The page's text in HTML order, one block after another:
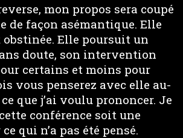
mon propos sera coupé
de façon asémantique. Elle
obstinée. Elle poursuit un
doute, son intervention
certains et moins pour
vous penserez avec elle au-
que j’ai voulu prononcer. Je
conférence soit une
qui n’a pas été pensé.